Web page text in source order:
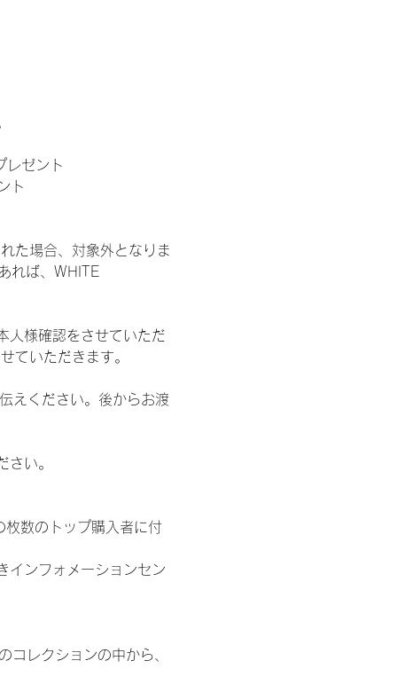
レゼント
ト
た場合、対象外となりま
れば、WHITE
人様確認をさせていただ
ていただきます。
えください。後からお渡
い。
数のトップ購入者に付
インフォメーションセン
レクションの中から、